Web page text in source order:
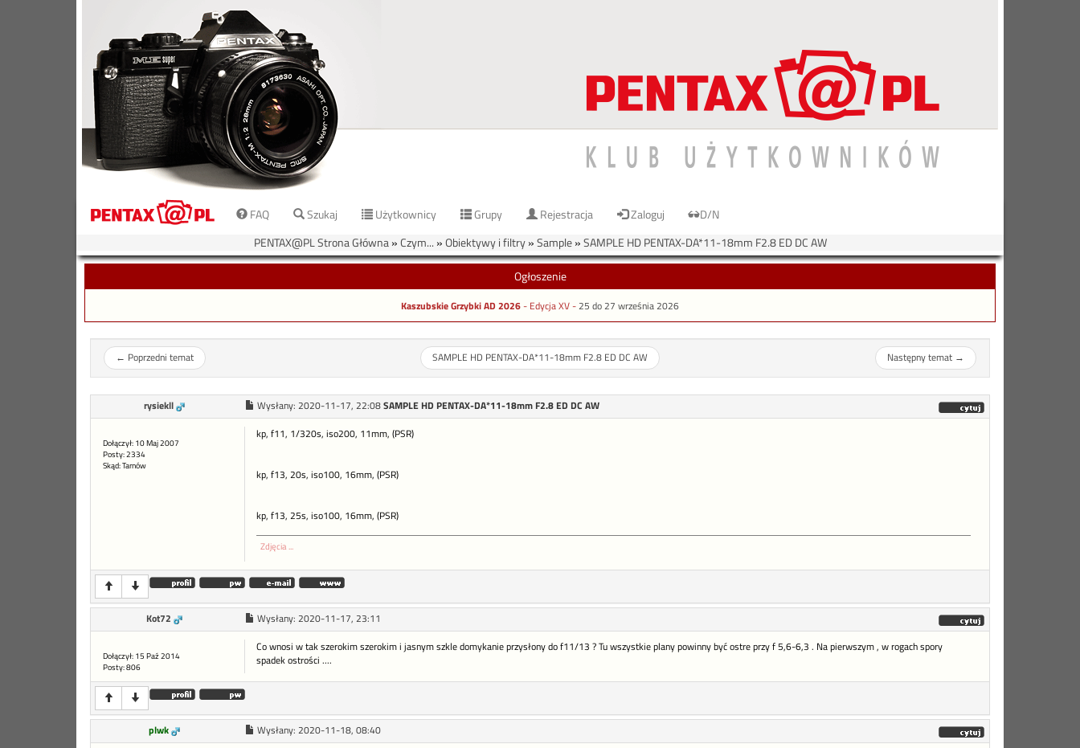
FAQ Szukaj Użytkownicy Grupy Rejestracja Zaloguj
D/N
PENTAX@PL Strona Główna»Czym... »Obiektywy i filtry»Sample»SAMPLE HD PENTAX-DA*11-18mm F2.8 ED DC AW
Ogłoszenie
Kaszubskie Grzybki AD 2026- Edycja XV -25 do 27 września 2026
← Poprzedni temat SAMPLE HD PENTAX-DA*11-18mm F2.8 ED DC AW Następny temat→
rysiekll Wysłany: 2020-11-17, 22:08SAMPLE HD PENTAX-DA*11-18mm F2.8 ED DC AW
Dołączył: 10 Maj 2007
Posty: 2334
Skąd: Tarnów
kp, f11, 1/320s, iso200, 11mm, (PSR)
kp, f13, 20s, iso100, 16mm, (PSR)
kp, f13, 25s, iso100, 16mm, (PSR)
Zdjęcia ...
Kot72 Wysłany: 2020-11-17, 23:11
Dołączył: 15 Paź 2014
Posty: 806
Co wnosi w tak szerokim szerokim i jasnym szkle domykanie przysłony do f11/13 ? Tu wszystkie plany powinny być ostre przy f 5,6-6,3 . Na pierwszym , w rogach spory
spadek ostrości ....
plwk Wysłany: 2020-11-18, 08:40